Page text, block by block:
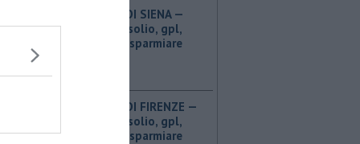
PROVINCIA DI SIENA — ​
Benzina, gasolio, gpl,
ecco dove risparmiare
PROVINCIA DI FIRENZE — ​
Benzina, gasolio, gpl,
ecco dove risparmiare